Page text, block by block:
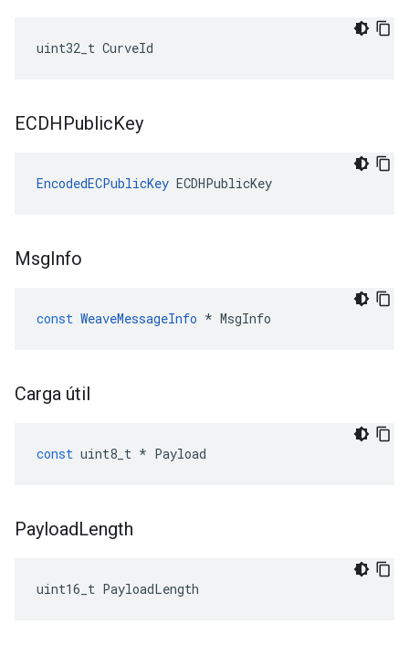
uint32_t CurveId
ECDHPublicKey
EncodedECPublicKey ECDHPublicKey
MsgInfo
const WeaveMessageInfo * MsgInfo
Carga útil
const uint8_t * Payload
PayloadLength
uint16_t PayloadLength